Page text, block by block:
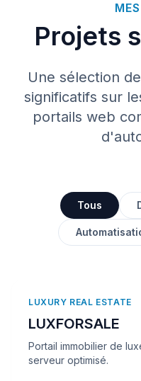
Projets
Une sélection
significatifs sur
portails web
Tous
LUXURY REAL ESTATE
LUXFORSALE
Portail immobilier de
serveur optimisé.